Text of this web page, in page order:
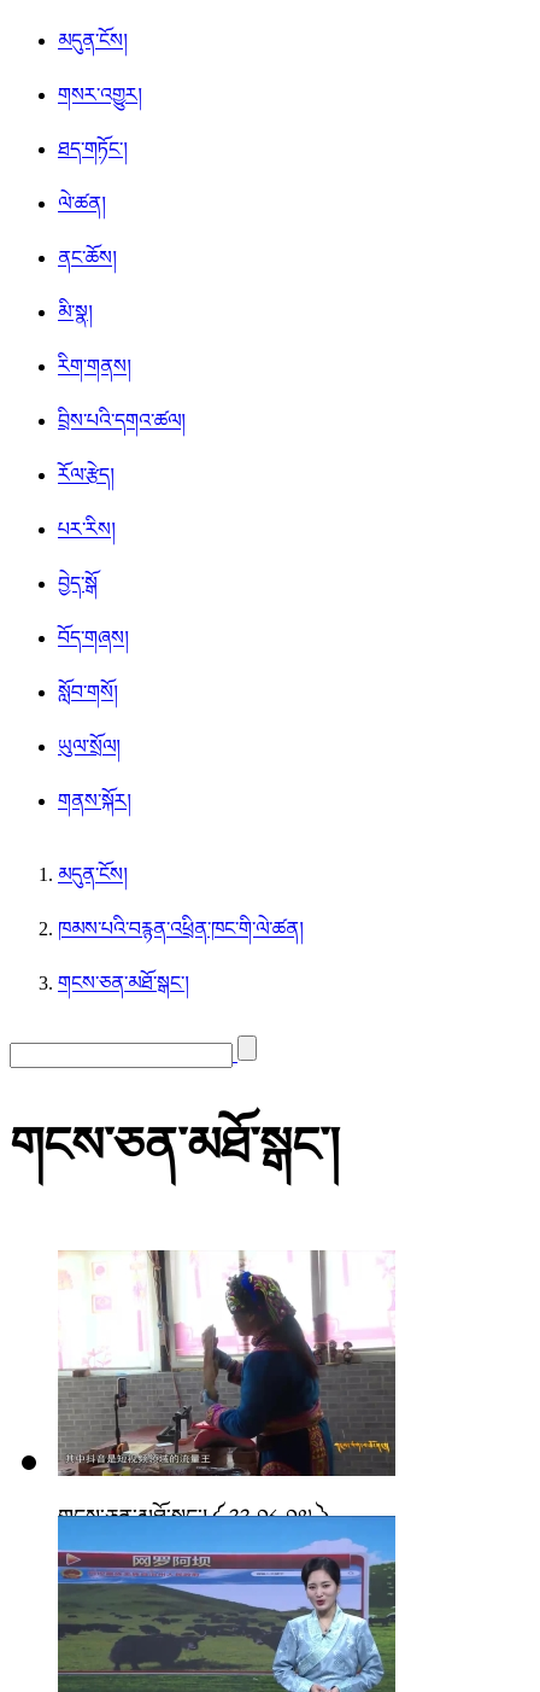
མདུན་ངོས།
གསར་འགྱུར།
ཐད་གཏོང་།
ལེ་ཚན།
ནང་ཆོས།
མི་སྣ།
རིག་གནས།
བྲིས་པའི་དགའ་ཚལ།
རོལ་རྩེད།
པར་རིས།
བྱེད་སྒོ
བོད་གཞས།
སློབ་གསོ།
ཡུལ་སྲོལ།
གནས་སྐོར།
མདུན་ངོས།
ཁམས་པའི་བརྙན་འཕྲིན་ཁང་གི་ལེ་ཚན།
གངས་ཅན་མཐོ་སྒང་།
གངས་ཅན་མཐོ་སྒང་།
གངས་ཅན་མཐོ་སྒང་།༼ ༢༢.༠༨.༠༧ ༽